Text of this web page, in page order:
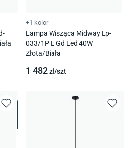
+1 kolor
Lampa Wisząca Midway Lp-
033/1P L Gd Led 40W
Złota/Biała
1 482zł/szt